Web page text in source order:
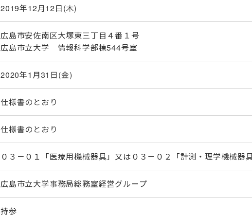
2019年12月12日(木)
広島市安佐南区大塚東三丁目４番１号
広島市立大学 情報科学部棟544号室
2020年1月31日(金)
仕様書のとおり
仕様書のとおり
０３－０１「医療用機械器具」又は０３－０２「計測・理学機械器
広島市立大学事務局総務室経営グループ
持参